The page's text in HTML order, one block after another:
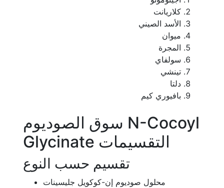
كلاريانت
الأسد الصيني
ميوان
المجرة
سولفاي
تينشي
دلتا
بافيوري كيم
سوق الصوديوم N-Cocoyl
Glycinate التقسيمات
تقسيم حسب النوع
محلول صوديوم إن-كوكويل جليسينات